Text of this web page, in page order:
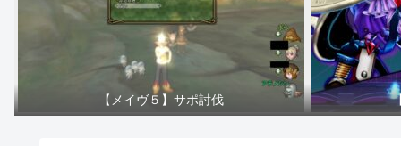
【メイヴ５】サポ討伐